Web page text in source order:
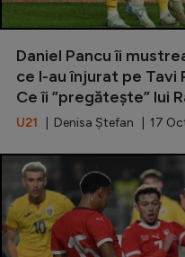
Daniel Pancu îi
ce l-au înjurat pe Tavi
Ce îi ”pregătește” lui
U21 | Denisa Ștefan | 17